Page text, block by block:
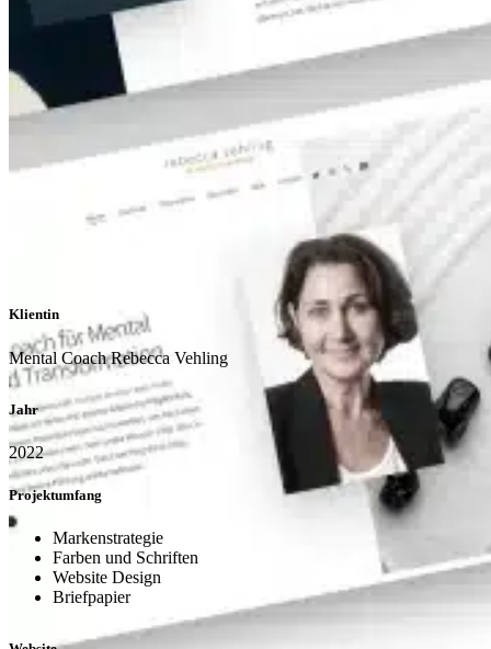
Klientin
Mental Coach Rebecca Vehling
Jahr
2022
Projektumfang
Markenstrategie
Farben und Schriften
Website Design
Briefpapier